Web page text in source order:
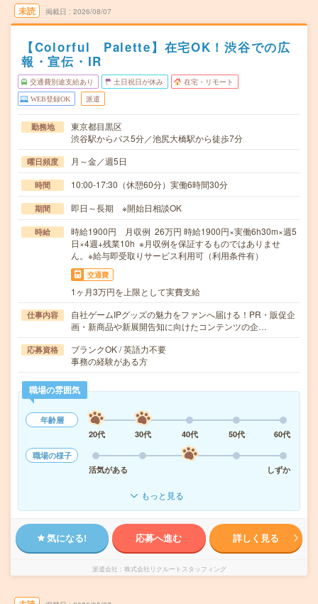
未読 掲載日 2026/08/07
【Colorful Palette】在宅OK！渋谷での広
報・宣伝・IR
交通費別途支給あり 土日祝日が休み 在宅・リモート
WEB登録OK 派遣
勤務地
東京都目黒区
渋谷駅からバス5分／池尻大橋駅から徒歩7分
曜日頻度 月～金／週5日
時間 10:00-17:30（休憩60分）実働6時間30分
期間 即日～長期 ※開始日相談OK
時給
時給1900円 月収例 26万円 時給1900円×実働6h30m×週5
日×4週+残業10h ※月収例を保証するものではありませ
ん。※給与即受取りサービス利用可（利用条件有）
交通費
1ヶ月3万円を上限として実費支給
仕事内容
自社ゲームIPグッズの魅力をファンへ届ける！PR・販促企
画・新商品や新展開告知に向けたコンテンツの企…
応募資格
ブランクOK / 英語力不要
事務の経験がある方
職場の雰囲気
年齢層
20代
30代 40代 50代
60代
職場の様子
活気がある
しずか
もっと見る
気になる! 応募へ進む 詳しく見る
派遣会社 株式会社リクルートスタッフィング